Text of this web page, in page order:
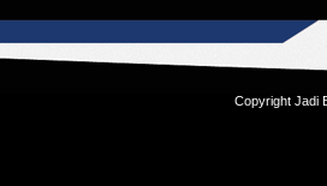
Copyright Jadi